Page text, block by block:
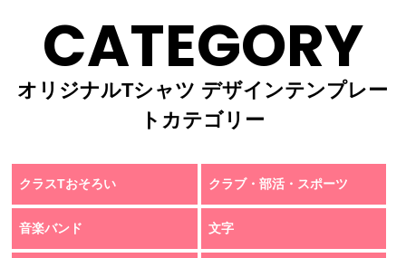
CATEGORY
オリジナルTシャツ デザインテンプレー
トカテゴリー
クラスTおそろい クラブ・部活・スポーツ
音楽バンド 文字